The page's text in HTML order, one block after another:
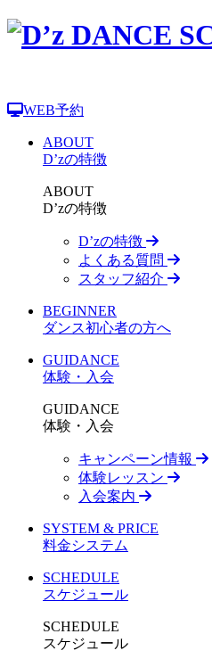
WEB予約
ABOUT
D’zの特徴
ABOUT
D’zの特徴
D’zの特徴
よくある質問
スタッフ紹介
BEGINNER
ダンス初心者の方へ
GUIDANCE
体験・入会
GUIDANCE
体験・入会
キャンペーン情報
体験レッスン
入会案内
SYSTEM & PRICE
料金システム
SCHEDULE
スケジュール
SCHEDULE
スケジュール